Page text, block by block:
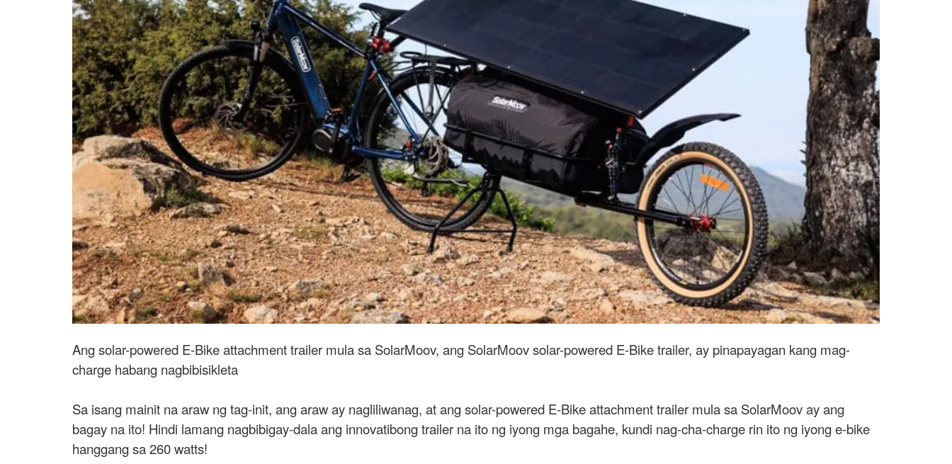
Ang solar-powered E-Bike attachment trailer mula sa SolarMoov, ang SolarMoov solar-powered E-Bike trailer, ay pinapayagan kang mag-
charge habang nagbibisikleta
Sa isang mainit na araw ng tag-init, ang araw ay nagliliwanag, at ang solar-powered E-Bike attachment trailer mula sa SolarMoov ay ang
bagay na ito! Hindi lamang nagbibigay-dala ang innovatibong trailer na ito ng iyong mga bagahe, kundi nag-cha-charge rin ito ng iyong e-bike
hanggang sa 260 watts!